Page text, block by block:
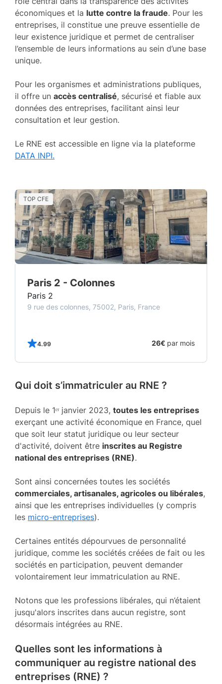
économiques et la lutte contre la fraude. Pour les
entreprises, il constitue une preuve essentielle de
leur existence juridique et permet de centraliser
l’ensemble de leurs informations au sein d’une base
unique.
Pour les organismes et administrations publiques,
il offre un accès centralisé, sécurisé et fiable aux
données des entreprises, facilitant ainsi leur
consultation et leur gestion.
Le RNE est accessible en ligne via la plateforme
DATA INPI.
TOP CFE
Paris 2 - Colonnes
Paris 2
9 rue des colonnes, 75002, Paris, France
4.99 26€ par mois
Qui doit s’immatriculer au RNE ?
Depuis le 1ᵉʳ janvier 2023, toutes les entreprises
exerçant une activité économique en France, quel
que soit leur statut juridique ou leur secteur
d'activité, doivent être inscrites au Registre
national des entreprises (RNE).
Sont ainsi concernées toutes les sociétés
commerciales, artisanales, agricoles ou libérales,
ainsi que les entreprises individuelles (y compris
les micro-entreprises).
Certaines entités dépourvues de personnalité
juridique, comme les sociétés créées de fait ou les
sociétés en participation, peuvent demander
volontairement leur immatriculation au RNE.
Notons que les professions libérales, qui n’étaient
jusqu'alors inscrites dans aucun registre, sont
désormais intégrées au RNE.
Quelles sont les informations à
communiquer au registre national des
entreprises (RNE) ?